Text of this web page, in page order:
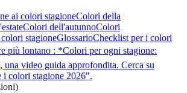
ai colori stagioneColori della
Colori dell'autunnoColori
stagioneGlossarioChecklist per i colori
più lontano : *Colori per ogni stagione:
una video guida approfondita. Cerca su
i colori stagione 2026".
)